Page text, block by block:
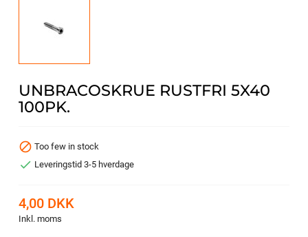
UNBRACOSKRUE RUSTFRI 5X40
100PK.
 Too few in stock
 Leveringstid 3-5 hverdage
4,00 DKK
Inkl. moms